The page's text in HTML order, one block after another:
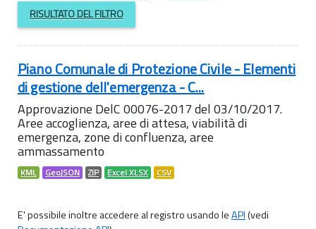
RISULTATO DEL FILTRO
Piano Comunale di Protezione Civile - Elementi
di gestione dell'emergenza - C...
Approvazione DelC 00076-2017 del 03/10/2017.
Aree accoglienza, aree di attesa, viabilità di
emergenza, zone di confluenza, aree
ammassamento
KML GeoJSON ZIP Excel XLSX CSV
E' possibile inoltre accedere al registro usando leAPI(vedi